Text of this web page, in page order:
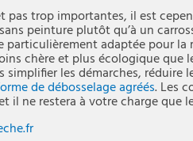
pas trop importantes, il est
peinture plutôt qu’à un
particulièrement adaptée pour
chère et plus écologique
simplifier les démarches,
de débosselage agréés. Les
il ne restera à votre charge que